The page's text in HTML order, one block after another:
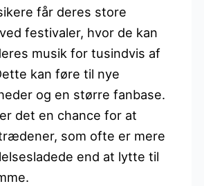
får deres store
festivaler, hvor de kan
musik for tusindvis af
kan føre til nye
og en større fanbase.
det en chance for at
som ofte er mere
end at lytte til